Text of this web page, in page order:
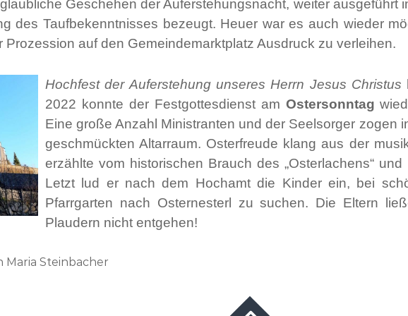
Geschehen der Auferstehungsnacht, weiter ausgeführt
des Taufbekenntnisses bezeugt. Heuer war es auch wieder
Prozession auf den Gemeindemarktplatz Ausdruck zu verleihen.
Hochfest der Auferstehung unseres Herrn Jesus Christus
2022 konnte der Festgottesdienst am Ostersonntag
Eine große Anzahl Ministranten und der Seelsorger zogen
geschmückten Altarraum. Osterfreude klang aus der
erzählte vom historischen Brauch des „Osterlachens“
Letzt lud er nach dem Hochamt die Kinder ein, bei
Pfarrgarten nach Osternesterl zu suchen. Die Eltern
Plaudern nicht entgehen!
Maria Steinbacher